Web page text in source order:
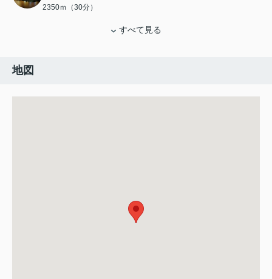
2350ｍ（30分）
すべて見る
地図